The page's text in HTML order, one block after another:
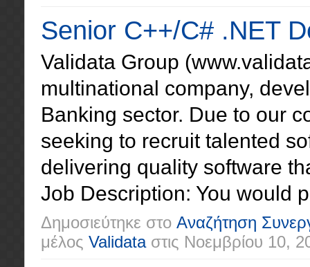
Senior C++/C# .NET
Validata Group
multinational company,
Banking sector. Due to our
seeking to recruit talented
delivering quality software
Job Description: You would
Δημοσιεύτηκε στο Αναζήτηση
μέλος Validata στις Νοεμβρίου 10,